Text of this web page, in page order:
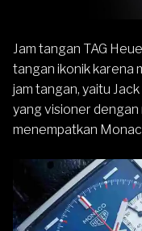
Jam tangan TAG
tangan ikonik karena
jam tangan, yaitu
yang visioner
menempatkan